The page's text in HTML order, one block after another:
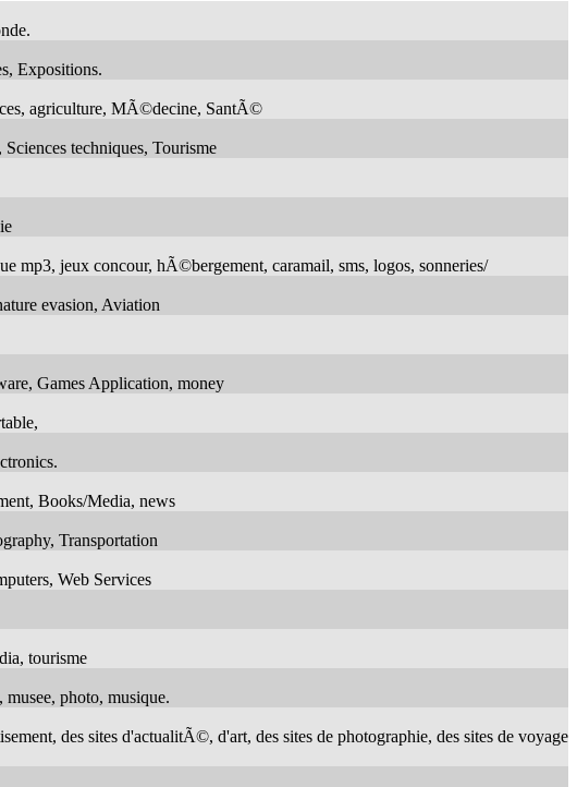
Expositions.
agriculture, MÃ©decine, SantÃ©
techniques, Tourisme
mp3, jeux concour, hÃ©bergement, caramail, sms, logos, sonneries/
evasion, Aviation
Games Application, money
Books/Media, news
Transportation
Web Services
tourisme
photo, musique.
des sites d'actualitÃ©, d'art, des sites de photographie, des sites de voyage